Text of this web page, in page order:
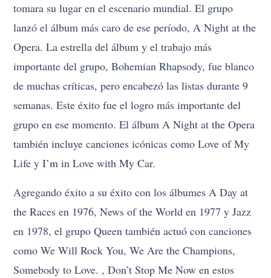
tomara su lugar en el escenario mundial. El grupo
lanzó el álbum más caro de ese período, A Night at the
Opera. La estrella del álbum y el trabajo más
importante del grupo, Bohemian Rhapsody, fue blanco
de muchas críticas, pero encabezó las listas durante 9
semanas. Este éxito fue el logro más importante del
grupo en ese momento. El álbum A Night at the Opera
también incluye canciones icónicas como Love of My
Life y I’m in Love with My Car.
Agregando éxito a su éxito con los álbumes A Day at
the Races en 1976, News of the World en 1977 y Jazz
en 1978, el grupo Queen también actuó con canciones
como We Will Rock You, We Are the Champions,
Somebody to Love. , Don’t Stop Me Now en estos